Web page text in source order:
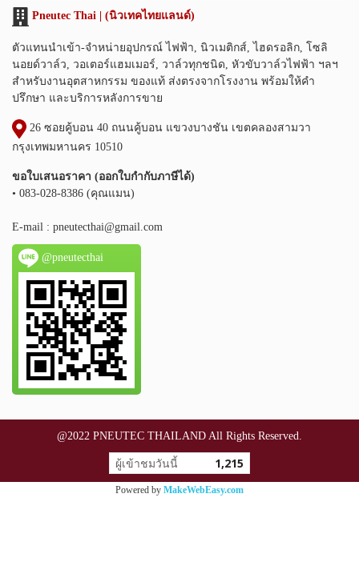
Pneutec Thai | (นิวเทคไทยแลนด์)
ตัวแทนนำเข้า-จำหน่ายอุปกรณ์ ไฟฟ้า, นิวเมติกส์, ไฮดรอลิก, โซลิ
นอยด์วาล์ว, วอเตอร์แฮมเมอร์, วาล์วทุกชนิด, หัวขับวาล์วไฟฟ้า ฯลฯ
สำหรับงานอุตสาหกรรม ของแท้ ส่งตรงจากโรงงาน พร้อมให้คำ
ปรึกษา และบริการหลังการขาย
26 ซอยคู้บอน 40 ถนนคู้บอน แขวงบางชัน เขตคลองสามวา
กรุงเทพมหานคร 10510
ขอใบเสนอราคา (ออกใบกำกับภาษีได้)
• 083-028-8386 (คุณแมน)
E-mail : pneutecthai@gmail.com
@pneutecthai
@2022 PNEUTEC THAILAND All Rights Reserved.
ผู้เข้าชมวันนี้ 1,215
Powered by MakeWebEasy.com